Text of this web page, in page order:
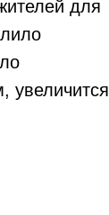
для
увеличится